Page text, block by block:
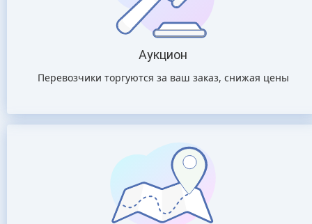
Аукцион
Перевозчики торгуются за ваш заказ, снижая цены